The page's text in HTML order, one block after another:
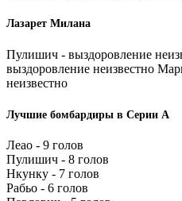
Лазарет Милана
Пулишич - выздоровление
выздоровление неизвестно
неизвестно
Лучшие бомбардиры в Серии А
Леао - 9 голов
Пулишич - 8 голов
Нкунку - 7 голов
Рабьо - 6 голов